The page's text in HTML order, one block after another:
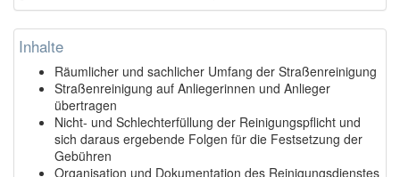
Inhalte
Räumlicher und sachlicher Umfang der Straßenreinigung
Straßenreinigung auf Anliegerinnen und Anlieger
übertragen
Nicht- und Schlechterfüllung der Reinigungspflicht und
sich daraus ergebende Folgen für die Festsetzung der
Gebühren
Organisation und Dokumentation des Reinigungsdienstes